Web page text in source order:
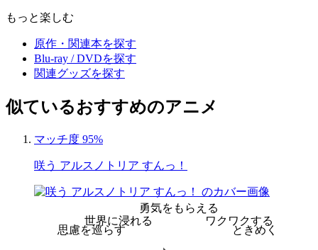
もっと楽しむ
原作・関連本を探す
Blu-ray / DVDを探す
関連グッズを探す
似ているおすすめのアニメ
マッチ度 95%
咲う アルスノトリア すんっ！
勇気をもらえる
ワクワクする
ときめく
思慮を巡らす
世界に浸れる